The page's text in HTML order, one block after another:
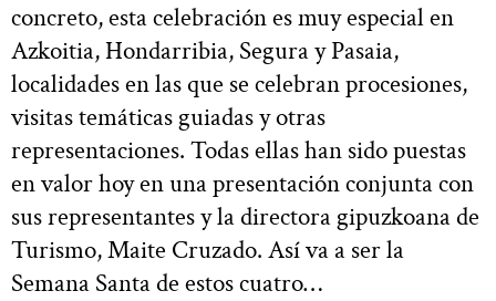
concreto, esta celebración es muy especial en
Azkoitia, Hondarribia, Segura y Pasaia,
localidades en las que se celebran procesiones,
visitas temáticas guiadas y otras
representaciones. Todas ellas han sido puestas
en valor hoy en una presentación conjunta con
sus representantes y la directora gipuzkoana de
Turismo, Maite Cruzado. Así va a ser la
Semana Santa de estos cuatro…